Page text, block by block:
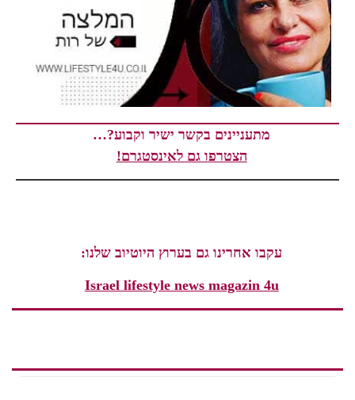
מתעניינים בקשר ישיר וקבוע?…
הצטרפו גם לאינסטגרם!
עקבו אחרינו גם בערוץ היוטיוב שלנו:
Israel lifestyle news magazin 4u